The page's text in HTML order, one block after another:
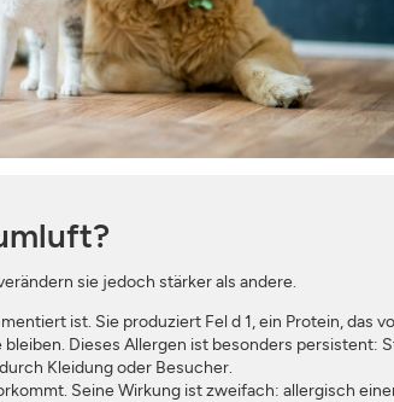
sie jedoch stärker als andere.
ist. Sie produziert Fel d 1, ein Protein, das
Dieses Allergen ist besonders persistent:
Kleidung oder Besucher.
Seine Wirkung ist zweifach: allergisch